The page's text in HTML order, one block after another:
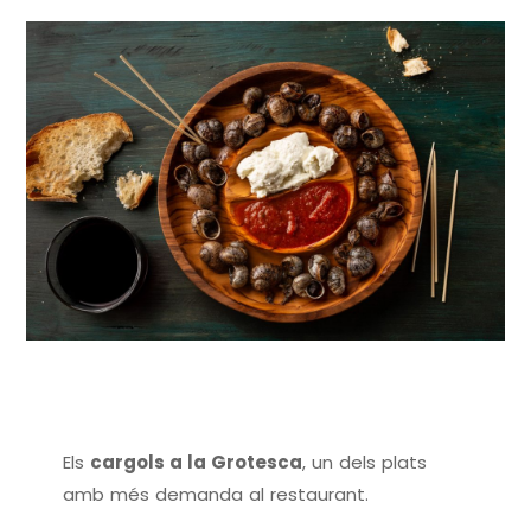
Els cargols a la Grotesca, un dels plats
amb més demanda al restaurant.